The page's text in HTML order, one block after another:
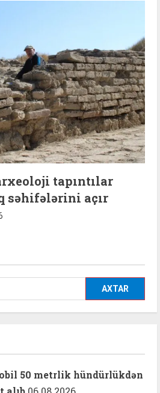
tapıntılar
səhifələrini açır
50 metrlik hündürlükdən